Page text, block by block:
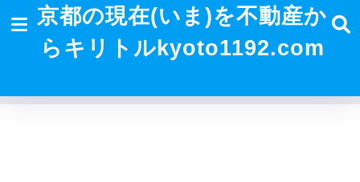
京都の現在(いま)を不動産か
らキリトルkyoto1192.com